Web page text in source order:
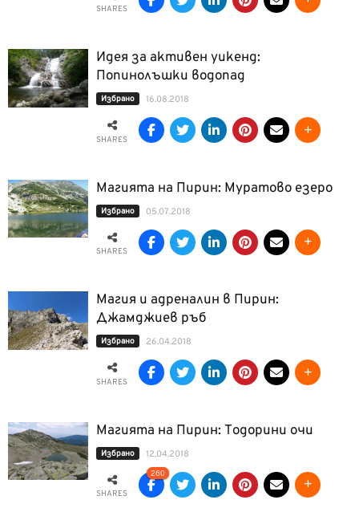
SHARES
Идея за активен уикенд:
Попинолъшки водопад
Избрано 16.08.2018
SHARES
Магията на Пирин: Муратово езеро
Избрано 05.07.2018
SHARES
Магия и адреналин в Пирин:
Джамджиев ръб
Избрано 26.04.2018
SHARES
Магията на Пирин: Тодорини очи
Избрано 12.04.2018
SHARES
260